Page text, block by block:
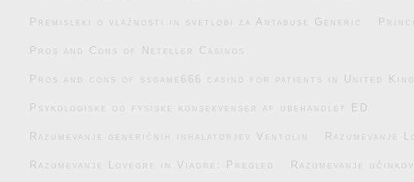
Premisleki o vlažnosti in svetlobi za Antabuse Generic
Pros and Cons of Neteller Casinos
Pros and cons of ssgame666 casino for patients in United
Psykologiske og fysiske konsekvenser af ubehandlet ED
Razumevanje generičnih inhalatorjev Ventolin Razumevanje
Razumevanje Lovegre in Viagre: Pregled Razumevanje